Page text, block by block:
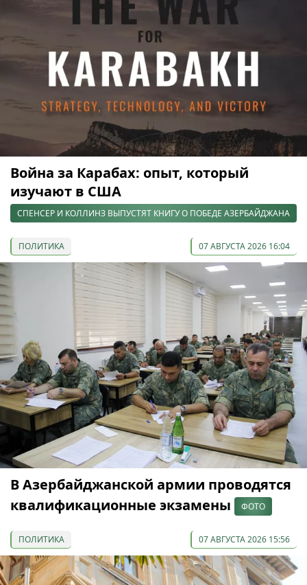
Война за Карабах: опыт, который
изучают в США
СПЕНСЕР И КОЛЛИНЗ ВЫПУСТЯТ КНИГУ О ПОБЕДЕ АЗЕРБАЙДЖАНА
ПОЛИТИКА 07 АВГУСТА 2026 16:04
В Азербайджанской армии проводятся
квалификационные экзамены
ФОТО
ПОЛИТИКА 07 АВГУСТА 2026 15:56